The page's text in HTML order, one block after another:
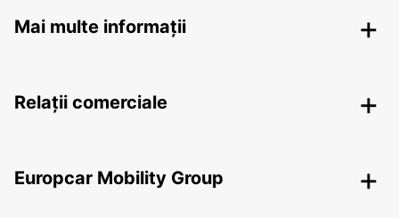
Mai multe informații
Relații comerciale
Europcar Mobility Group